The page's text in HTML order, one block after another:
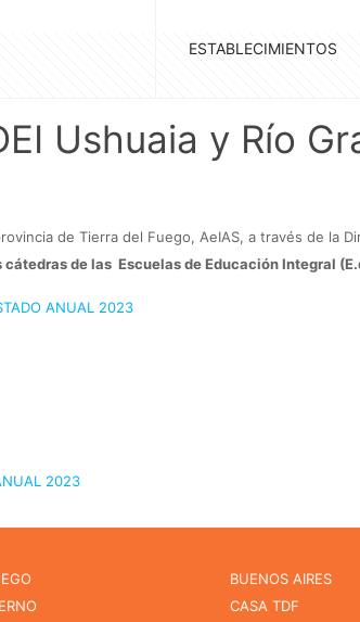
ESTABLECIMIENTOS
Ushuaia y Río
de Tierra del Fuego, AeIAS, a través de la
cátedras de las Escuelas de Educación Integral
ANUAL 2023
2023
BUENOS AIRES
CASA TDF